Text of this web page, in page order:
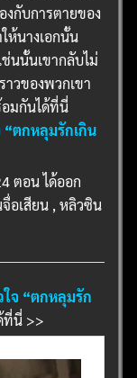
กับการตายของ
ห้นางเอกนั้น
นนั้นเขากลับไม่
าวของพวกเขา
มกันได้ที่นี่
“ตกหลุมรักเกิน
ตอน ได้ออก
อเสียน , หลิวซิน
จ “ตกหลุมรัก
ที่นี่ >>